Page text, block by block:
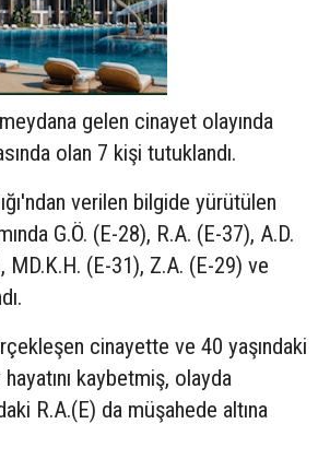
gelen cinayet olayında
olan 7 kişi tutuklandı.
verilen bilgide yürütülen
G.Ö. (E-28), R.A. (E-37), A.D.
MD.K.H. (E-31), Z.A. (E-29) ve
cinayette ve 40 yaşındaki
kaybetmiş, olayda
R.A.(E) da müşahede altına